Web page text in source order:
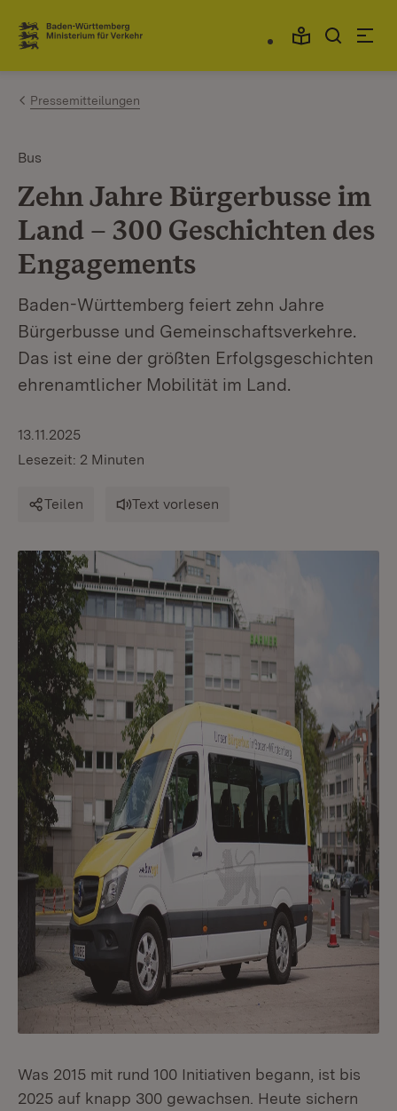
Zum Inhalt springen
Link zur Startseite
Pressemitteilungen
Bus
Zehn Jahre Bürgerbusse im
Land – 300 Geschichten des
Engagements
Baden-Württemberg feiert zehn Jahre
Bürgerbusse und Gemeinschaftsverkehre.
Das ist eine der größten Erfolgsgeschichten
ehrenamtlicher Mobilität im Land.
13.11.2025
Lesezeit: 2 Minuten
Teilen Text vorlesen
Was 2015 mit rund 100 Initiativen begann, ist bis
2025 auf knapp 300 gewachsen. Heute sichern